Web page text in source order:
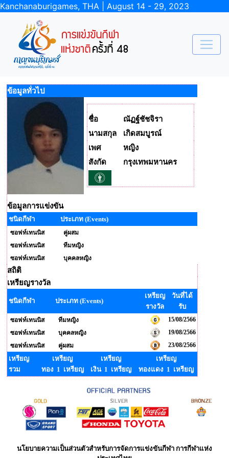
Kanchanaburigames, THA | August 14 - 29, 2023
ข้อมูลทั่วไป
ชื่อ
ณัฏฐ์ชัชจิรา
นามสกุล
เกิดสมบูรณ์
เพศ
หญิง
สังกัด
กรุงเทพมหานคร
ข้อมูลการแข่งขัน
ชนิดกีฬา ประเภท (Events)
ซอฟท์เทนนิส
คู่ผสม
ซอฟท์เทนนิส
ทีมหญิง
ซอฟท์เทนนิส
บุคคลหญิง
สถิติ
เหรียญรางวัล
ชนิดกีฬา ประเภท (Events)
เหรียญ
รางวัล
วันที่ได้
รับ
ซอฟท์เทนนิส ทีมหญิง
15/08/2566
ซอฟท์เทนนิส
บุคคลหญิง
19/08/2566
ซอฟท์เทนนิส
คู่ผสม 23/08/2566
เหรียญ
รวม
เหรียญ
ทอง 1 เหรียญ
เหรียญ
เงิน 1 เหรียญ
เหรียญ
ทองแดง 1 เหรียญ
นโยบายความเป็นส่วนตัวสำหรับการจัดการแข่งขันกีฬา การกีฬาแห่ง